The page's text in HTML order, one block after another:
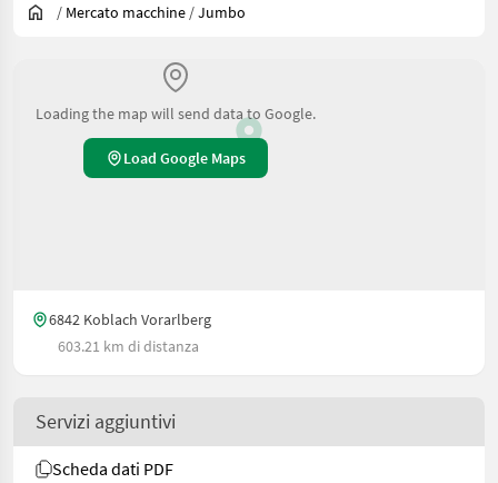
/ Mercato macchine /Jumbo
Loading the map will send data to Google.
Load Google Maps
6842 Koblach Vorarlberg
603.21 km di distanza
Servizi aggiuntivi
Scheda dati PDF